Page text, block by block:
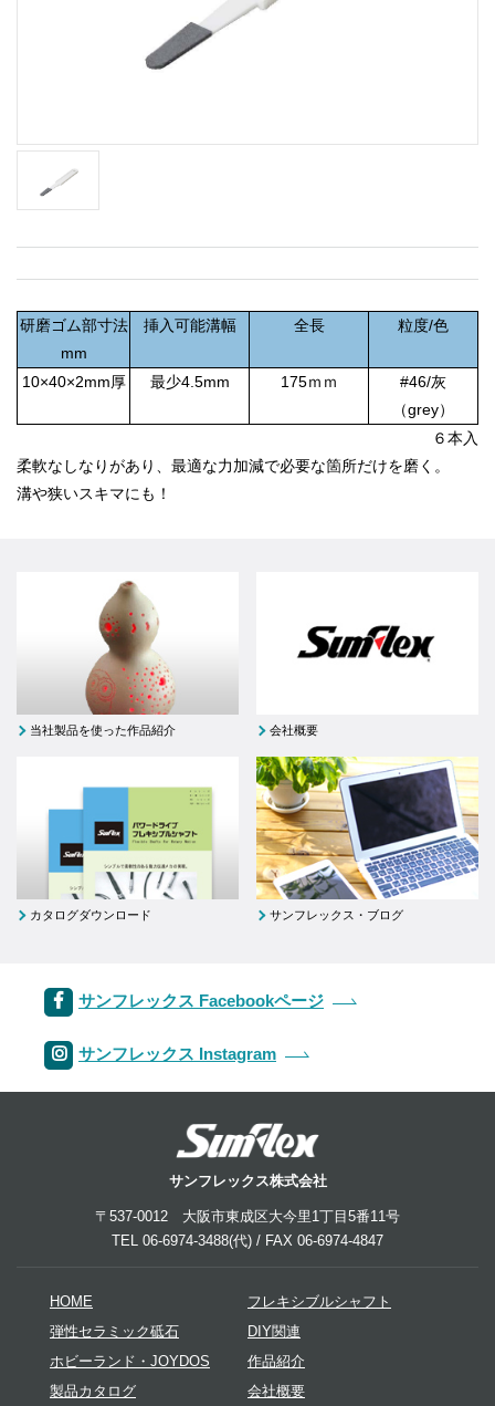
研磨ゴム部寸法
mm
挿入可能溝幅 全長 粒度/色
10×40×2mm厚 最少4.5mm 175ｍｍ
#46/灰
（grey）
６本入
柔軟なしなりがあり、最適な力加減で必要な箇所だけを磨く。
溝や狭いスキマにも！
当社製品を使った作品紹介 会社概要
カタログダウンロード サンフレックス・ブログ
サンフレックス Facebookページ
サンフレックス Instagram
サンフレックス株式会社
〒537-0012 大阪市東成区大今里1丁目5番11号
TEL 06-6974-3488(代) / FAX 06-6974-4847
HOME
フレキシブルシャフト
弾性セラミック砥石
DIY関連
ホビーランド・JOYDOS
作品紹介
製品カタログ
会社概要